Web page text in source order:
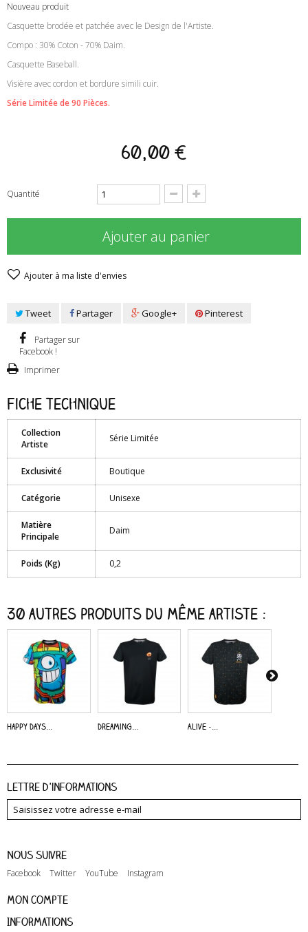
Nouveau produit
Casquette brodée et patchée avec le Design de l'Artiste.
Compo : 30% Coton - 70% Daim.
Casquette Baseball.
Visière avec cordon et bordure simili cuir.
Série Limitée de 90 Pièces.
60,00 €
Quantité
Ajouter au panier
Ajouter à ma liste d'envies
Tweet Partager Google+ Pinterest
Partager sur
Facebook !
Imprimer
Fiche technique
Collection
Artiste
Série Limitée
Exclusivité Boutique
Catégorie Unisexe
Matière
Principale
Daim
Poids (Kg) 0,2
30 autres produits du même artiste :
Happy Days... Dreaming... Alive -...
Lettre d'informations
Nous suivre
Facebook Twitter YouTube Instagram
Mon compte
Informations